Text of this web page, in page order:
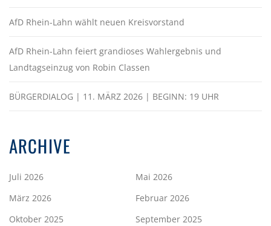
AfD Rhein-Lahn wählt neuen Kreisvorstand
AfD Rhein-Lahn feiert grandioses Wahlergebnis und
Landtagseinzug von Robin Classen
BÜRGERDIALOG | 11. MÄRZ 2026 | BEGINN: 19 UHR
ARCHIVE
Juli 2026
Mai 2026
März 2026
Februar 2026
Oktober 2025
September 2025